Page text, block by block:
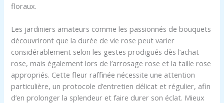
floraux.
Les jardiniers amateurs comme les passionnés de bouquets
découvriront que la durée de vie rose peut varier
considérablement selon les gestes prodigués dès l’achat
rose, mais également lors de l’arrosage rose et la taille rose
appropriés. Cette fleur raffinée nécessite une attention
particulière, un protocole d’entretien délicat et régulier, afin
d’en prolonger la splendeur et faire durer son éclat. Mieux